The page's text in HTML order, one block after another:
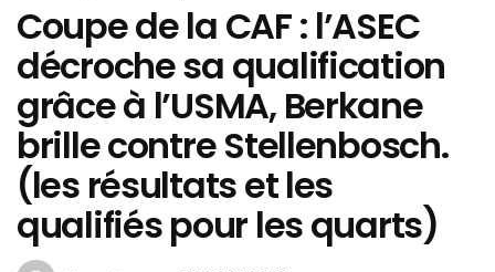
Coupe de la CAF : l’ASEC
décroche sa qualification
grâce à l’USMA, Berkane
brille contre Stellenbosch.
(les résultats et les
qualifiés pour les quarts)